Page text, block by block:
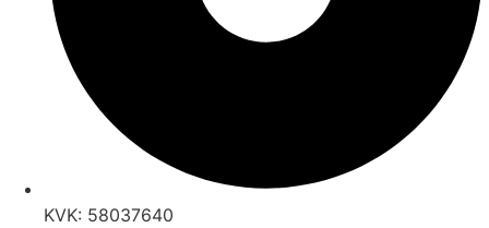
KVK: 58037640